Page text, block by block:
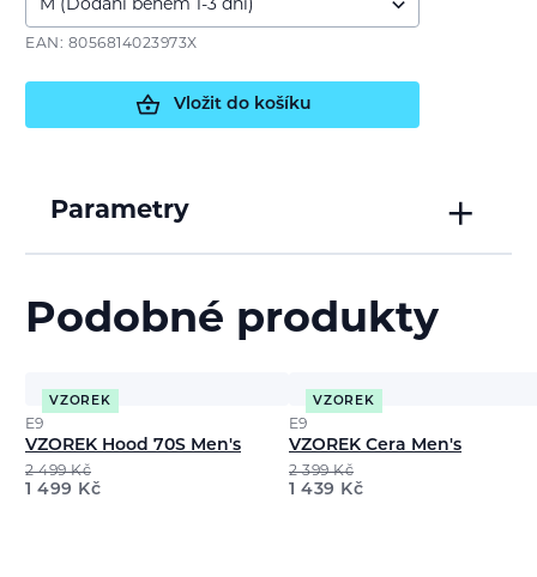
EAN: 8056814023973X
Vložit do košíku
Parametry
Podobné produkty
VZOREK
E9
VZOREK Hood 70S Men's
2 499Kč
1 499 Kč
VZOREK
E9
VZOREK Cera Men's
2 399Kč
1 439 Kč